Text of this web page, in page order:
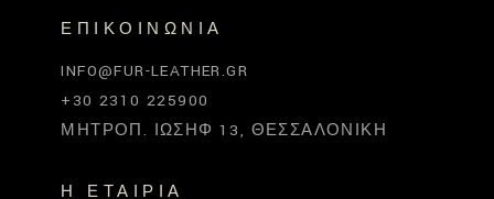
ΕΠΙΚΟΙΝΩΝΊΑ
INFO@FUR-LEATHER.GR
+30 2310 225900
ΜΗΤΡΟΠ. ΙΩΣΉΦ 13, ΘΕΣΣΑΛΟΝΊΚΗ
Η ΕΤΑΙΡΊΑ